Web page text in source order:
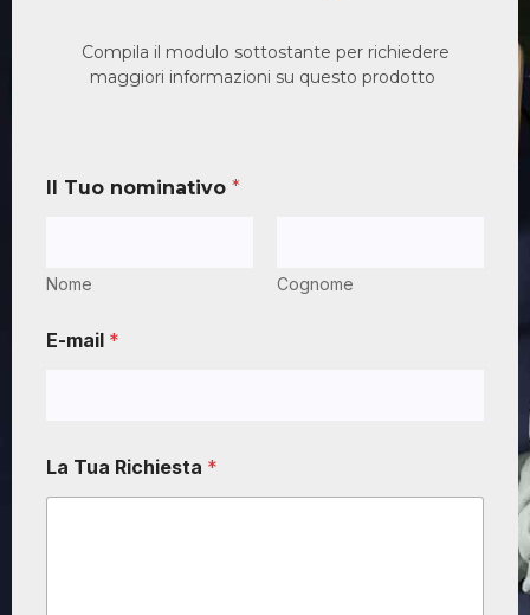
Compila il modulo sottostante per richiedere
maggiori informazioni su questo prodotto
Il Tuo nominativo *
Nome Cognome
E-mail *
La Tua Richiesta *